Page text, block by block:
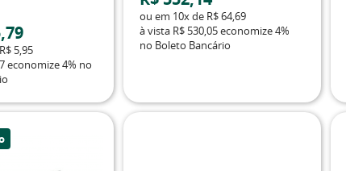
R$ 5,95
economize4% no
ou em 10xde R$ 64,69
à vista R$ 530,05economize4%
no Boleto Bancário